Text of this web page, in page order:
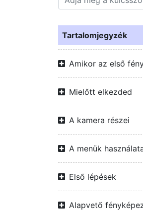
Tartalomjegyzék
Amikor az első
Mielőtt elkezded
A kamera részei
A menük
Első lépések
Alapvető